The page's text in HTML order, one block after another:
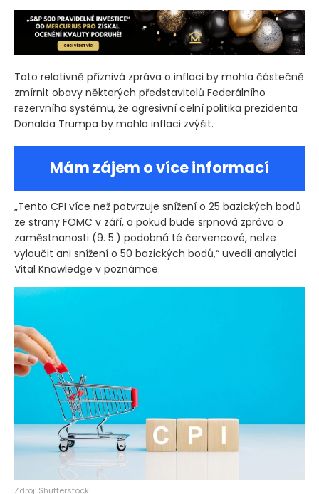
Tato relativně příznivá zpráva o inflaci by mohla částečně
zmírnit obavy některých představitelů Federálního
rezervního systému, že agresivní celní politika prezidenta
Donalda Trumpa by mohla inflaci zvýšit.
Mám zájem o více informací
„Tento CPI více než potvrzuje snížení o 25 bazických bodů
ze strany FOMC v září, a pokud bude srpnová zpráva o
zaměstnanosti (9. 5.) podobná té červencové, nelze
vyloučit ani snížení o 50 bazických bodů,“ uvedli analytici
Vital Knowledge v poznámce.
Zdroj: Shutterstock